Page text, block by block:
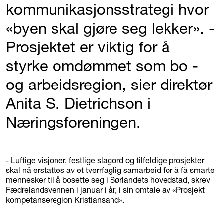
kommunikasjonsstrategi hvor
«byen skal gjøre seg lekker». -
Prosjektet er viktig for å
styrke omdømmet som bo -
og arbeidsregion, sier direktør
Anita S. Dietrichson i
Næringsforeningen.
- Luftige visjoner, festlige slagord og tilfeldige prosjekter
skal nå erstattes av et tverrfaglig samarbeid for å få smarte
mennesker til å bosette seg i Sørlandets hovedstad, skrev
Fædrelandsvennen i januar i år, i sin omtale av «Prosjekt
kompetanseregion Kristiansand».